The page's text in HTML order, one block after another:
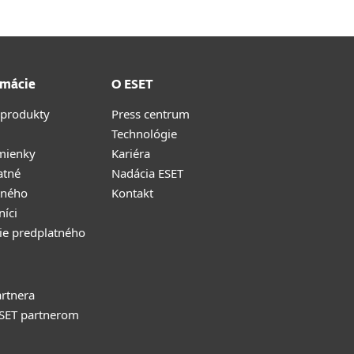
predplatného
partnerom
O ESET
Press centrum
Technológie
Kariéra
Nadácia ESET
Kontakt